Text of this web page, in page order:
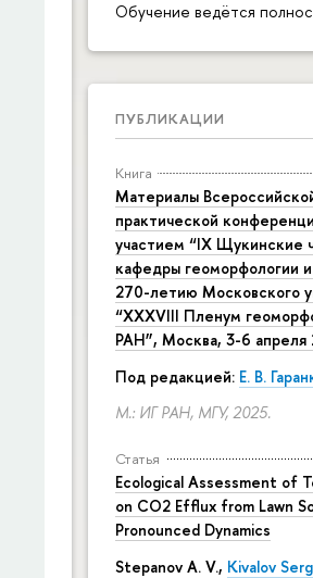
Обучение ведётся
ПУБЛИКАЦИИ
Книга
Материалы
практической
участием “IX Щукинские
кафедры геоморфологии
270-летию Московского
“XXXVIII Пленум
РАН”, Москва, 3-6 апреля
Под редакцией: Е. В.
М.: ИГ РАН, МГУ, 2025.
Статья
Ecological Assessment of
on CO2 Efflux from Lawn
Pronounced Dynamics
Stepanov A. V., Kivalov